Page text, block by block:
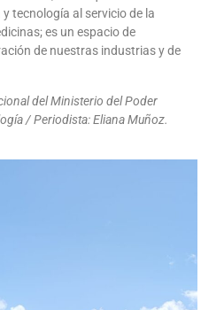
tecnología al servicio de la
es un espacio de
de nuestras industrias y de
del Ministerio del Poder
/ Periodista: Eliana Muñoz.